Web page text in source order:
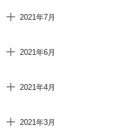
2021年7月
2021年6月
2021年4月
2021年3月